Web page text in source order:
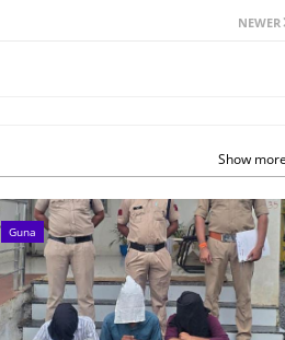
NEWER
Show more
Guna